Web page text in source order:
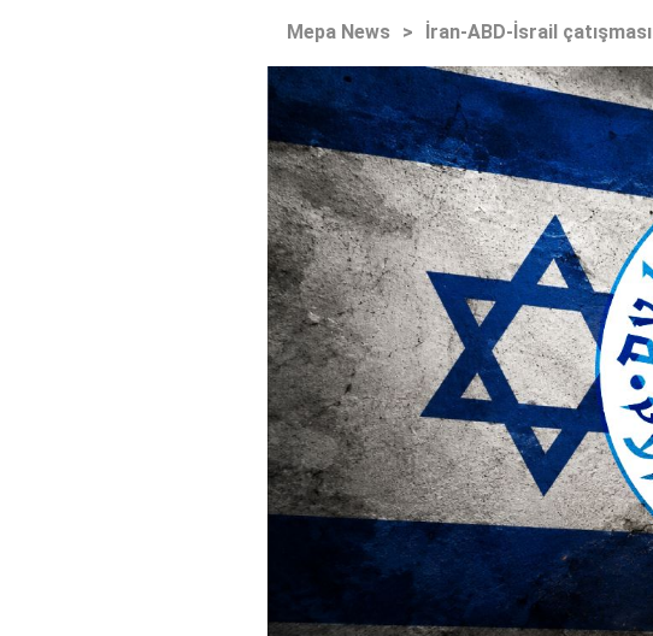
Mepa News > İran-ABD-İsrail çatışması